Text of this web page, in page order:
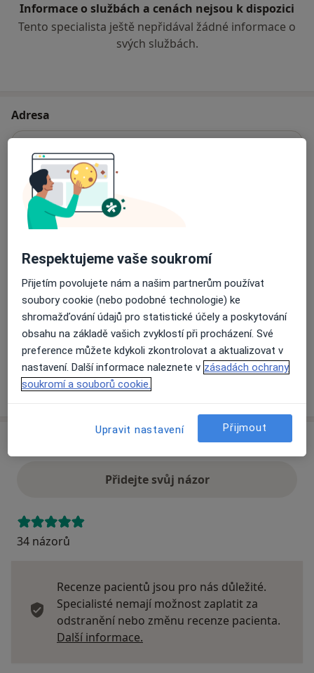
Informace o službách a cenách nejsou k dispozici
Tento specialista ještě nepřidával žádné informace o
svých službách.
Adresa
Ord.prakt.lékaře pro děti a dorost
Nádražní 357,
Přiblížit mapu
Dostupnost
Na této adrese online kalendář není aktivní
Způsoby platby (soukromé návštěvy)
Na teto adrese lékař přijímá pacienty na pojišťovnu
Detaily
Více
Přidejte svůj názor
34 názorů
Recenze pacientů jsou pro nás důležité.
Specialisté nemají možnost zaplatit za
odstranění nebo změnu recenze pacienta.
Další informace.
Respektujeme vaše soukromí
Přijetím povolujete nám a našim partnerům používat
soubory cookie (nebo podobné technologie) ke
shromažďování údajů pro statistické účely a poskytování
obsahu na základě vašich zvyklostí při procházení. Své
preference můžete kdykoli zkontrolovat a aktualizovat v
nastavení. Další informace naleznete v zásadách ochrany
soukromí a souborů cookie.
Upravit nastavení Přijmout